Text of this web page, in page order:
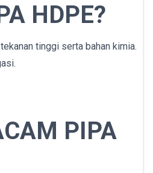
HDPE?
tinggi serta bahan kimia.
PIPA